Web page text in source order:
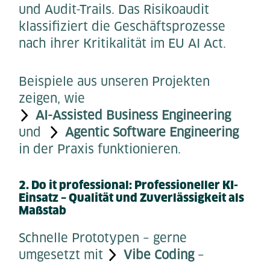
und Audit-Trails. Das Risikoaudit
klassifiziert die Geschäftsprozesse
nach ihrer Kritikalität im EU AI Act.
Beispiele aus unseren Projekten
zeigen, wie
AI-Assisted Business Engineering
und
Agentic Software Engineering
in der Praxis funktionieren.
2. Do it professional: Professioneller KI-
Einsatz – Qualität und Zuverlässigkeit als
Maßstab
Schnelle Prototypen – gerne
umgesetzt mit
Vibe Coding–